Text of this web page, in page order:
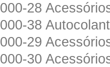
000-28
000-38
000-29
000-30